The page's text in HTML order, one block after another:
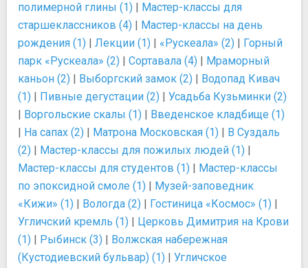
полимерной глины (1) | Мастер-классы для
старшеклассников (4) | Мастер-классы на день
рождения (1) | Лекции (1) | «Рускеала» (2) | Горный
парк «Рускеала» (2) | Сортавала (4) | Мраморный
каньон (2) | Выборгский замок (2) | Водопад Кивач
(1) | Пивные дегустации (2) | Усадьба Кузьминки (2)
| Воргольские скалы (1) | Введенское кладбище (1)
| На сапах (2) | Матрона Московская (1) | В Суздаль
(2) | Мастер-классы для пожилых людей (1) |
Мастер-классы для студентов (1) | Мастер-классы
по эпоксидной смоле (1) | Музей-заповедник
«Кижи» (1) | Вологда (2) | Гостиница «Космос» (1) |
Угличский кремль (1) | Церковь Димитрия на Крови
(1) | Рыбинск (3) | Волжская набережная
(Кустодиевский бульвар) (1) | Угличское